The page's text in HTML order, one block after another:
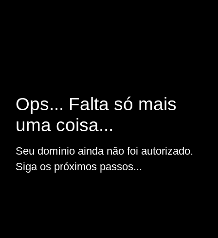
Ops... Falta só mais
uma coisa...
Seu domínio ainda não foi autorizado.
Siga os próximos passos...